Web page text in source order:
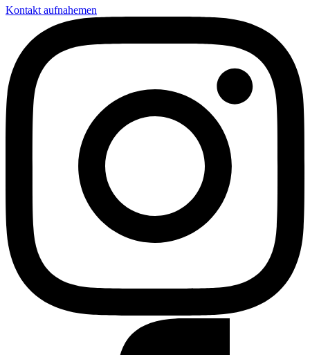
Kontakt aufnahemen